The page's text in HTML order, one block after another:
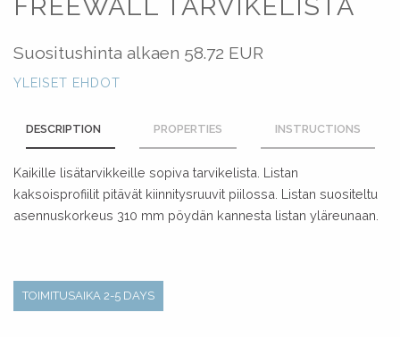
FREEWALL TARVIKELISTA
Suositushinta alkaen 58.72 EUR
YLEISET EHDOT
DESCRIPTION PROPERTIES INSTRUCTIONS
Kaikille lisätarvikkeille sopiva tarvikelista. Listan
kaksoisprofiilit pitävät kiinnitysruuvit piilossa. Listan suositeltu
asennuskorkeus 310 mm pöydän kannesta listan yläreunaan.
TOIMITUSAIKA 2-5 DAYS